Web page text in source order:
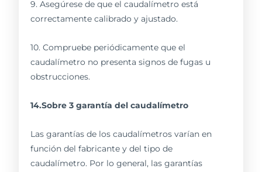
9. Asegúrese de que el caudalímetro está
correctamente calibrado y ajustado.
10. Compruebe periódicamente que el
caudalímetro no presenta signos de fugas u
obstrucciones.
14.Sobre 3 garantía del caudalímetro
Las garantías de los caudalímetros varían en
función del fabricante y del tipo de
caudalímetro. Por lo general, las garantías